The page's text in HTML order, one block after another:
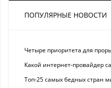
ПОПУЛЯРНЫЕ НОВОСТИ
Четыре приоритета для
Какой интернет-провайдер
Топ-25 самых бедных стран